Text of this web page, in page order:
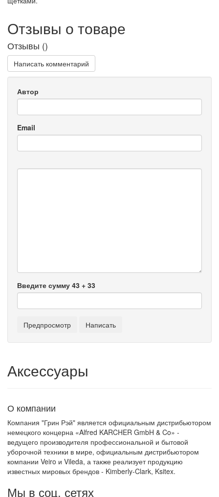
Отзывы о товаре
Отзывы ()
Написать комментарий
Автор
Email
Введите сумму 43 + 33
Аксессуары
О компании
Компания "Грин Рэй" является официальным дистрибьютором
немецкого концерна «Alfred KARCHER GmbH & Co» -
ведущего производителя профессиональной и бытовой
уборочной техники в мире, официальным дистрибьютором
компании Veiro и Vileda, а также реализует продукцию
известных мировых брендов - Kimberly-Clark, Ksitex.
Мы в соц. сетях